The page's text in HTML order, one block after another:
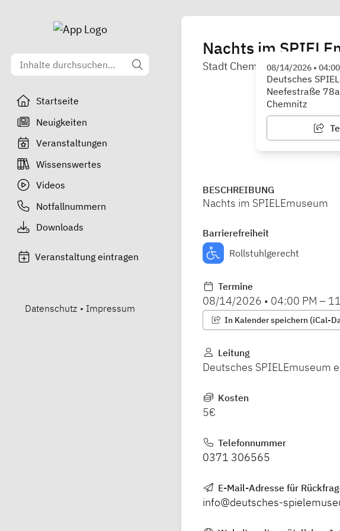
Startseite
Neuigkeiten
Veranstaltungen
Wissenswertes
Videos
Notfallnummern
Downloads
Veranstaltung eintragen
Datenschutz • Impressum
Nachts im
Stadt Chemnitz08/14/2026 •
Deutsches
Neefestraße 78a
Chemnitz
BESCHREIBUNG
Nachts im SPIELEmuseum
Barrierefreiheit
Rollstuhlgerecht
Termine
08/14/2026 • 04:00 PM –
In Kalender speichern (iCal-
Leitung
Deutsches SPIELEmuseum
Kosten
5€
Telefonnummer
0371 306565
E-Mail-Adresse für
info@deutsches-